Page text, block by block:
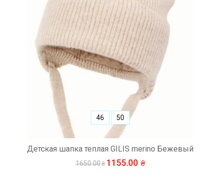
Детская шапка теплая GILIS merino Бежевый
1650.00 1155.00
46 50